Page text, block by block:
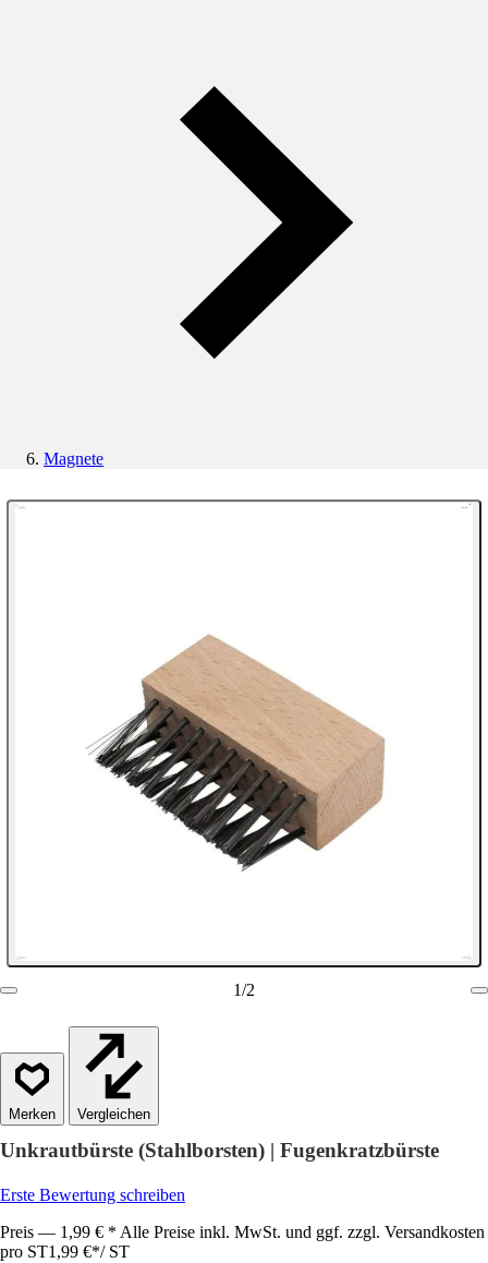
Magnete
1/2
Vergleichen
Unkrautbürste (Stahlborsten) | Fugenkratzbürste
Erste Bewertung schreiben
Preis — 1,99 € * Alle Preise inkl. MwSt. und ggf. zzgl. Versandkosten
pro ST1,99 €*/ ST